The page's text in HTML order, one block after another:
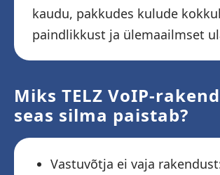
kaudu, pakkudes kulude
paindlikkust ja ülemaailmset
Miks TELZ VoIP-
seas silma paistab?
Vastuvõtja ei vaja